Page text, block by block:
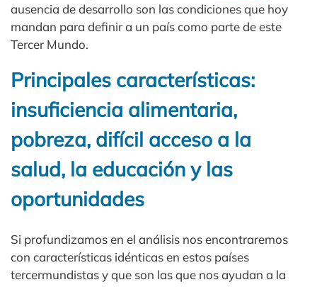
ausencia de desarrollo son las condiciones que hoy
mandan para definir a un país como parte de este
Tercer Mundo.
Principales características:
insuficiencia alimentaria,
pobreza, difícil acceso a la
salud, la educación y las
oportunidades
Si profundizamos en el análisis nos encontraremos
con características idénticas en estos países
tercermundistas y que son las que nos ayudan a la